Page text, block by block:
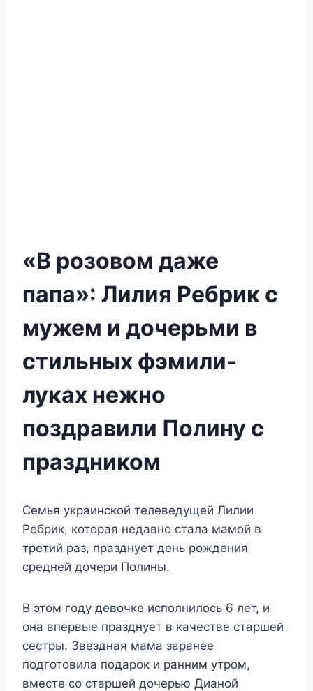
«В розовом даже
папа»: Лилия Ребрик с
мужем и дочерьми в
стильных фэмили-
луках нежно
поздравили Полину с
праздником
Семья украинской телеведущей Лилии
Ребрик, которая недавно стала мамой в
третий раз, празднует день рождения
средней дочери Полины.
В этом году девочке исполнилось 6 лет, и
она впервые празднует в качестве старшей
сестры. Звездная мама заранее
подготовила подарок и ранним утром,
вместе со старшей дочерью Дианой